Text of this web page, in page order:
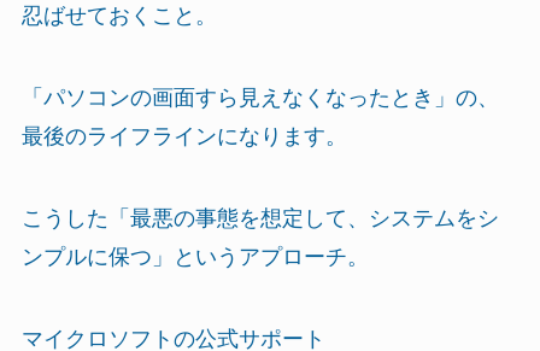
忍ばせておくこと。
「パソコンの画面すら見えなくなったとき」の、
最後のライフラインになります。
こうした「最悪の事態を想定して、システムをシ
ンプルに保つ」というアプローチ。
マイクロソフトの公式サポート